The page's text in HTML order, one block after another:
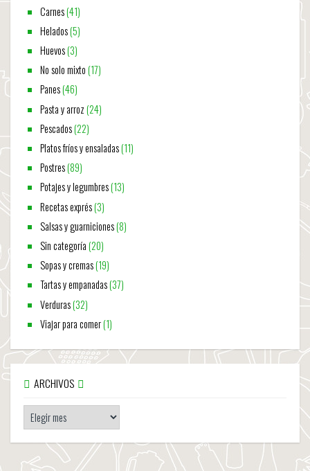
Carnes(41)
Helados(5)
Huevos(3)
No solo mixto(17)
Panes(46)
Pasta y arroz(24)
Pescados(22)
Platos fríos y ensaladas(11)
Postres(89)
Potajes y legumbres(13)
Recetas exprés(3)
Salsas y guarniciones(8)
Sin categoría(20)
Sopas y cremas(19)
Tartas y empanadas(37)
Verduras(32)
Viajar para comer(1)
ARCHIVOS